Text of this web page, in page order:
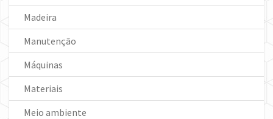
Madeira
Manutenção
Máquinas
Materiais
Meio ambiente